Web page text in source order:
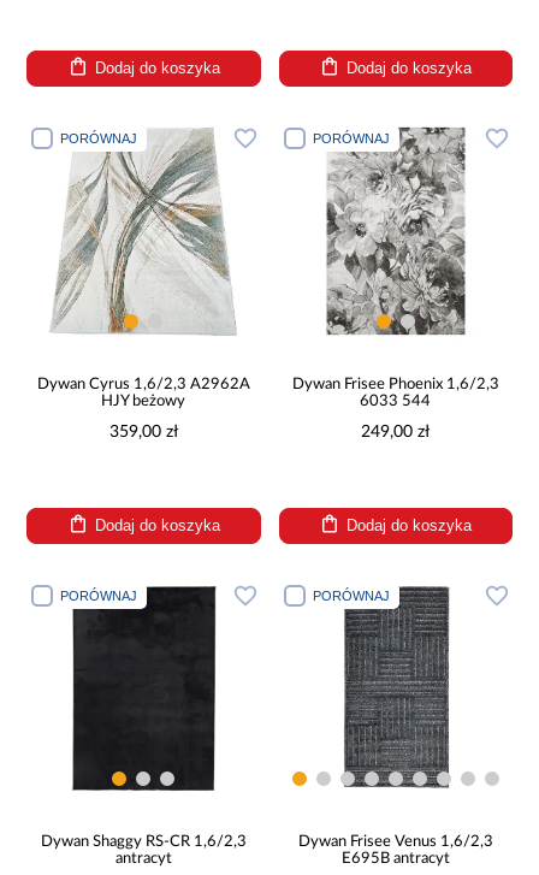
Dodaj do koszyka Dodaj do koszyka
PORÓWNAJ
Dywan Cyrus 1,6/2,3 A2962A
HJY beżowy
359,00 zł
Dodaj do koszyka
PORÓWNAJ
Dywan Frisee Phoenix 1,6/2,3
6033 544
249,00 zł
Dodaj do koszyka
PORÓWNAJ
Dywan Shaggy RS-CR 1,6/2,3
antracyt
PORÓWNAJ
Dywan Frisee Venus 1,6/2,3
E695B antracyt